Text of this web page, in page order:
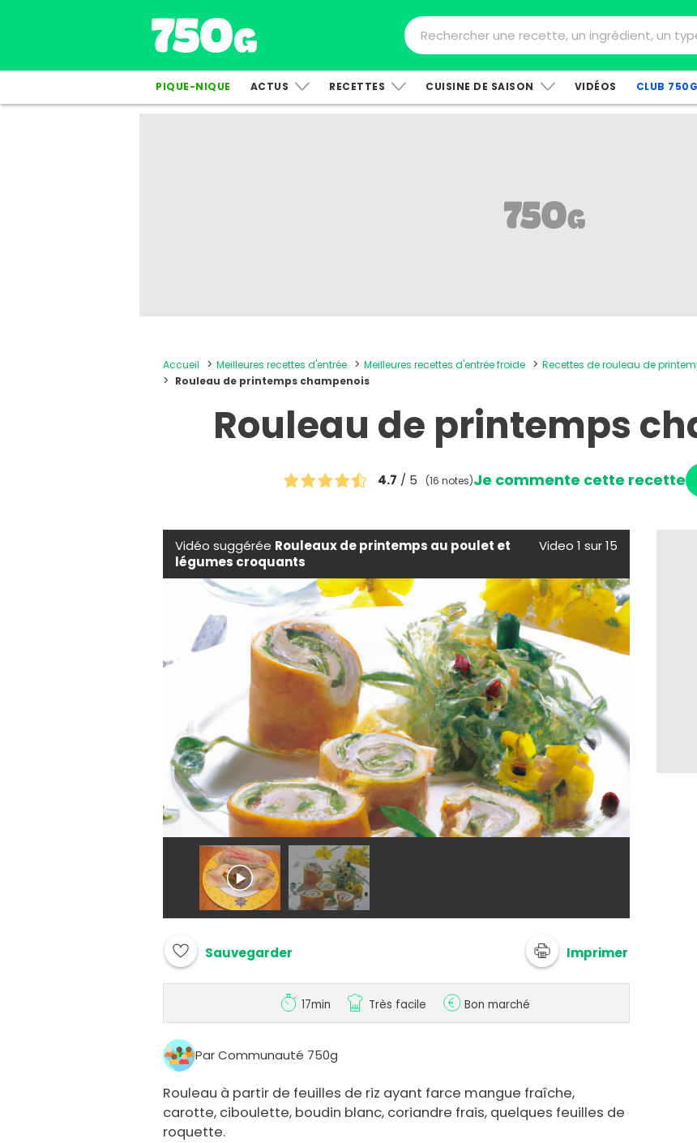
PIQUE-NIQUE ACTUS RECETTES CUISINE DE SAISON VIDÉOS CLUB 750G
Accueil Meilleures recettes d'entrée Meilleures recettes d'entrée froide
Recettes de rouleau de
Rouleau de printemps champenois
Rouleau de printemps
4.7 / 5 (16 notes)Je commente cette recette
Vidéo suggérée Rouleaux de printemps au poulet et
légumes croquants
Video 1 sur 15
Sauvegarder Imprimer
17min Très facile Bon marché
Par Communauté 750g
Rouleau à partir de feuilles de riz ayant farce mangue fraîche,
carotte, ciboulette, boudin blanc, coriandre frais, quelques feuilles de
roquette.